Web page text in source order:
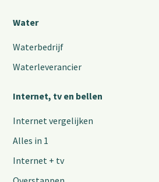
Water
Waterbedrijf
Waterleverancier
Internet, tv en bellen
Internet vergelijken
Alles in 1
Internet + tv